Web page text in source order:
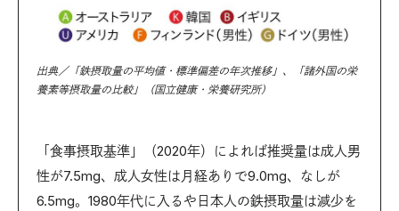
出典／「鉄摂取量の平均値・標準偏差の年次推移」、「諸外国の栄
養素等摂取量の比較」（国立健康・栄養研究所）
「食事摂取基準」（2020年）によれば推奨量は成人男
性が7.5mg、成人女性は月経ありで9.0mg、なしが
6.5mg。1980年代に入るや日本人の鉄摂取量は減少を